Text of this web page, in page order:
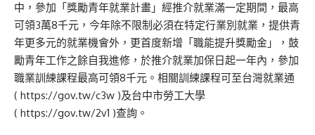
中，參加「獎勵青年就業計畫」經推介就業滿一定期間，最高
可領3萬8千元，今年除不限制必須在特定行業別就業，提供青
年更多元的就業機會外，更首度新增「職能提升獎勵金」，鼓
勵青年工作之餘自我進修，於推介就業加保日起一年內，參加
職業訓練課程最高可領8千元。相關訓練課程可至台灣就業通
( https://gov.tw/c3w )及台中市勞工大學
( https://gov.tw/2v1 )查詢。